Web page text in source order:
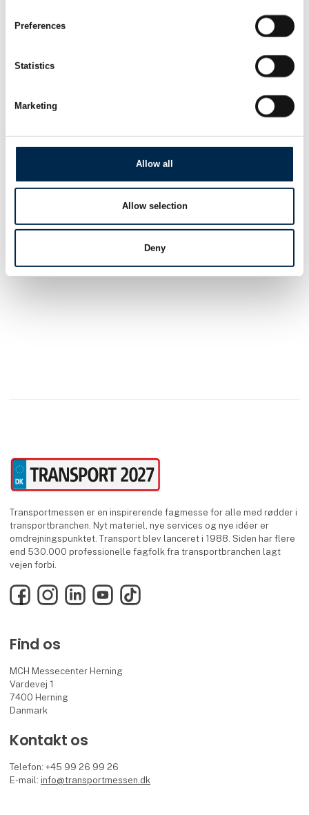
Preferences
Statistics
Marketing
Allow all
Allow selection
Deny
Lexoforms A/S
hjælper dig med at opbygge og vedligeholde den
nødvendige og lovpligtige GDPR-dokumentation.
Transportmessen er en inspirerende fagmesse for alle med rødder i
transportbranchen. Nyt materiel, nye services og nye idéer er
omdrejningspunktet. Transport blev lanceret i 1988. Siden har flere
end 530.000 professionelle fagfolk fra transportbranchen lagt
vejen forbi.
FacebookInstagramLinkedInYouTubeTikTok
Find os
MCH Messecenter Herning
Vardevej 1
7400 Herning
Danmark
Kontakt os
Telefon: +45 99 26 99 26
E-mail: info@transportmessen.dk